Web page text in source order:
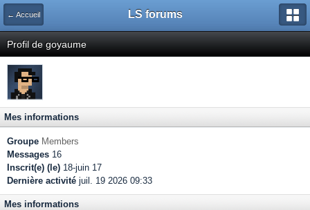
← Accueil LS forums
Profil de goyaume
Mes informations
Groupe Members
Messages 16
Inscrit(e) (le) 18-juin 17
Dernière activité juil. 19 2026 09:33
Mes informations